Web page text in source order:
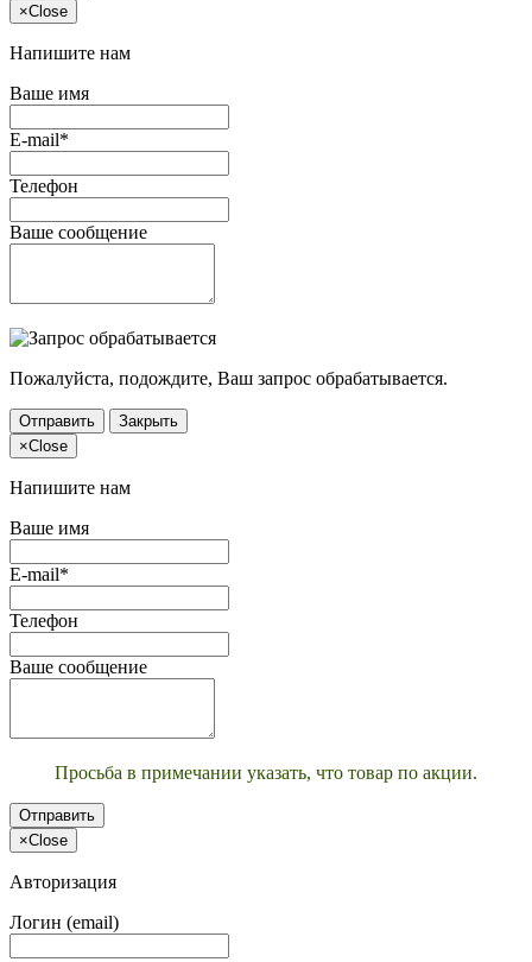
×Close
Напишите нам
Ваше имя
E-mail*
Телефон
Ваше сообщение
Пожалуйста, подождите, Ваш запрос обрабатывается.
Отправить
Закрыть
×Close
Напишите нам
Ваше имя
E-mail*
Телефон
Ваше сообщение
Просьба в примечании указать, что товар по акции.
Отправить
×Close
Авторизация
Логин (email)